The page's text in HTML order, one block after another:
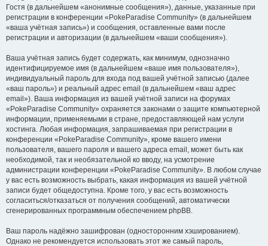
Гостя (в дальнейшем «анонимные сообщения»), данные, указанные при
регистрации в конференции «PokeParadise Community» (в дальнейшем
«ваша учётная запись») и сообщения, оставленные вами после
регистрации и авторизации (в дальнейшем «ваши сообщения»).
Ваша учётная запись будет содержать, как минимум, однозначно
идентифицируемое имя (в дальнейшем «ваше имя пользователя»),
индивидуальный пароль для входа под вашей учётной записью (далее
«ваш пароль») и реальный адрес email (в дальнейшем «ваш адрес
email»). Ваша информация из вашей учётной записи на форумах
«PokeParadise Community» охраняется законами о защите компьютерной
информации, применяемыми в стране, предоставляющей нам услуги
хостинга. Любая информация, запрашиваемая при регистрации в
конференции «PokeParadise Community», кроме вашего имени
пользователя, вашего пароля и вашего адреса email, может быть как
необходимой, так и необязательной ко вводу, на усмотрение
администрации конференции «PokeParadise Community». В любом случае
у вас есть возможность выбрать, какая информация из вашей учётной
записи будет общедоступна. Кроме того, у вас есть возможность
согласиться/отказаться от получения сообщений, автоматически
сгенерированных программным обеспечением phpBB.
Ваш пароль надёжно зашифрован (односторонним хэшированием).
Однако не рекомендуется использовать этот же самый пароль,